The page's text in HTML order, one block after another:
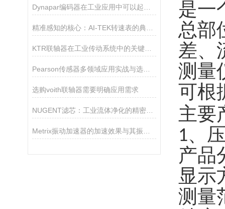
KTR联轴器在工业传动系统中的关键作用
Pearson传感器多领域应用实战与选型指南
选购voith联轴器需要明确应用需求
NUGENT滤芯：工业流体净化的精密守护者
是一
总部
差、
测量
可根
主要
1、
产品
显示
测量